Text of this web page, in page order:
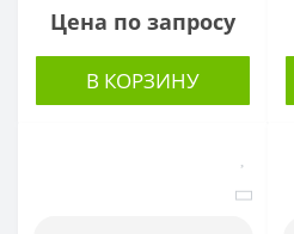
Цена по запросу
В КОРЗИНУ